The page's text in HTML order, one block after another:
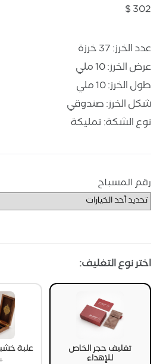
$302
عدد الخرز: 37 خرزة
عرض الخرز: 10 ملي
طول الخرز: 10 ملي
شكل الخرز: صندوقي
نوع الشكة: تمليكة
رقم المسباح
اختر نوع التغليف:
تغليف حجر الخاص
للإهداء
علبة